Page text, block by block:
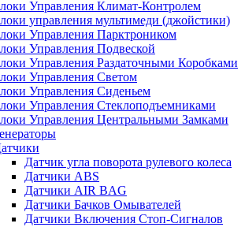
Управления Климат-Контролем
управления мультимеди (джойстики)
Управления Парктроником
Управления Подвеской
Управления Раздаточными Коробками
Управления Светом
Управления Сиденьем
Управления Стеклоподъемниками
Управления Центральными Замками
Датчик угла поворота рулевого колеса
Датчики ABS
Датчики AIR BAG
Датчики Бачков Омывателей
Датчики Включения Стоп-Сигналов